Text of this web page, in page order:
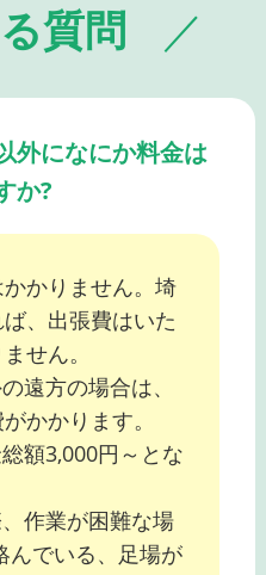
質問
外になにか料金は
か?
かりません。埼
、出張費はいた
せん。
遠方の場合は、
かかります。
額3,000円～とな
作業が困難な場
んでいる、足場が